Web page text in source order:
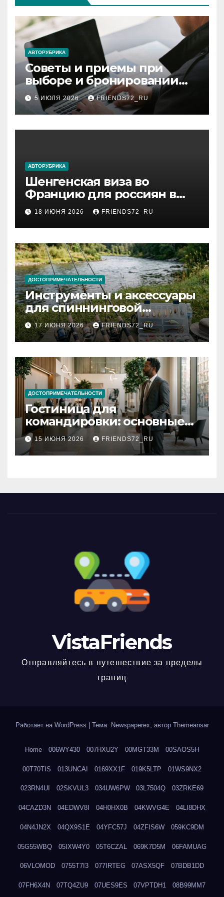
АВТОРУБРИКА
Советы и приемы при
выборе и бронировании
авиабилетов
5 ИЮЛЯ 2026 FRIENDS72_RU
АВТОРУБРИКА
Шенгенская виза во
Францию для россиян в
2026 году: сроки от 3 дней
и список необходимых
документов
18 ИЮНЯ 2026 FRIENDS72_RU
ДОСТОПРИМЕЧАТЕЛЬНОСТИ
Инструменты и аксессуары
для спиннинговой
рыбалки: назначение и
типы
17 ИЮНЯ 2026 FRIENDS72_RU
ДОСТОПРИМЕЧАТЕЛЬНОСТИ
Гостиница для
командировки: основные
критерии выбора
15 ИЮНЯ 2026 FRIENDS72_RU
VistaFriends
Отправляйтесь в путешествие за пределы
границ
Работает на WordPress Тема: Newspaperex, автор Themeansar
Home 006WY430 007HXU2Y 00MGT33M 00SAOS5H
00T70TIS 013UNCAI 0169XX1F 019K5LTP 01WS9NX2
023RN4UI 02SKVUL3 034UW6PW 03L7504Q 03ZRKE69
04CAZD3N 04EDWV8I 04H0HX0B 04KWVG4E 04LI8DHX
04N4JN2X 04QX9S1E 04YFC57J 04ZFIS6W 059KC9DM
05G55WBQ 05IXW4Y0 05T6CZAL 069K7D5M 06FAMUAG
06VLOMOD 0755T7I3 077IRTEG 07ASX5QF 07BDB1DD
07FH6X4N 07TQ4ZU9 07UES9ES 07VPTDH1 08B99MM7